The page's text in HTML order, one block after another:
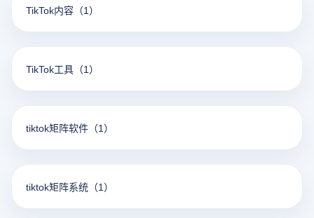
TikTok内容 （1）
TikTok工具 （1）
tiktok矩阵软件 （1）
tiktok矩阵系统 （1）